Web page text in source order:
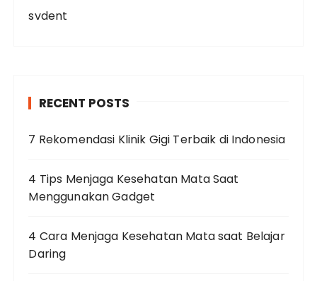
svdent
RECENT POSTS
7 Rekomendasi Klinik Gigi Terbaik di Indonesia
4 Tips Menjaga Kesehatan Mata Saat
Menggunakan Gadget
4 Cara Menjaga Kesehatan Mata saat Belajar
Daring